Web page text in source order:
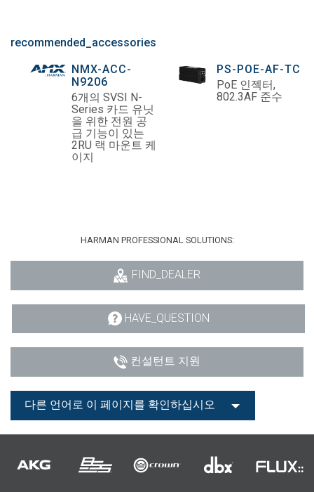
recommended_accessories
NMX-ACC-
N9206
6개의 SVSI N-
Series 카드 유닛
을 위한 전원 공
급 기능이 있는
2RU 랙 마운트 케
이지
PS-POE-AF-TC
PoE 인젝터,
802.3AF 준수
HARMAN PROFESSIONAL SOLUTIONS:
FIND_DEALER
HAVE_QUESTION
컨설턴트 지원
다른 언어로 이 페이지를 확인하십시오